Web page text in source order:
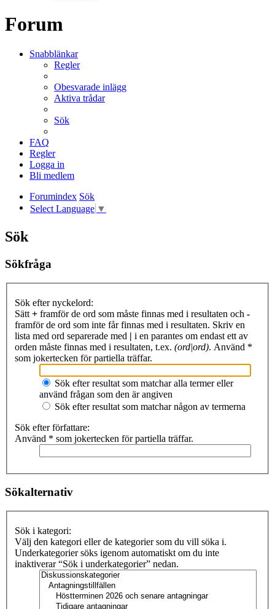
Forum
Snabblänkar
Regler
Obesvarade inlägg
Aktiva trådar
Sök
FAQ
Regler
Logga in
Bli medlem
Forumindex Sök
Select Language ▼
Sök
Sökfråga
Sök efter nyckelord:
Sätt + framför de ord som måste finnas med i resultaten och -
framför de ord som inte får finnas med i resultaten. Skriv en
lista med ord separerade med | i en parantes om endast ett av
orden måste finnas med i resultaten, t.ex. (ord|ord). Använd *
som jokertecken för partiella träffar.
Sök efter resultat som matchar alla termer eller
använd frågan som den är angiven
Sök efter resultat som matchar någon av termerna
Sök efter författare:
Använd * som jokertecken för partiella träffar.
Sökalternativ
Sök i kategori:
Välj den kategori eller de kategorier som du vill söka i.
Underkategorier söks igenom automatiskt om du inte
inaktiverar “Sök i underkategorier” nedan.